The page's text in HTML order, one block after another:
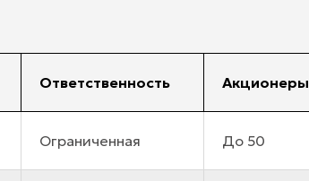
Ответственность Акционеры
Ограниченная До 50